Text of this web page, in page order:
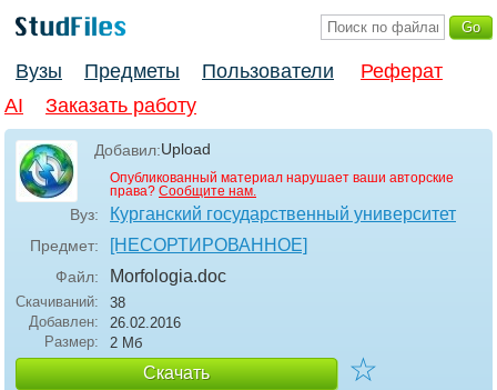
Вузы Предметы Пользователи
Реферат
AI
Заказать работу
Добавил:Upload
Опубликованный материал нарушает ваши авторские
права? Сообщите нам.
Вуз: Курганский государственный университет
Предмет: [НЕСОРТИРОВАННОЕ]
Файл: Morfologia.doc
Скачиваний:
38
Добавлен:
26.02.2016
Размер:
2 Мб
Скачать ☆